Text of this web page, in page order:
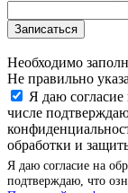
Записаться
Необходимо
Не правильно
Я даю
числе
обработки и
Я даю согласие на
подтверждаю, что